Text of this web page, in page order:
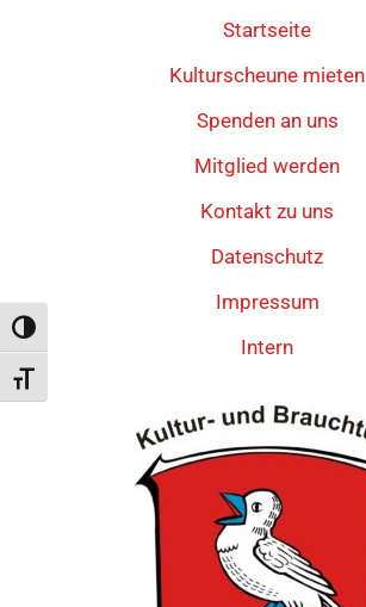
Umschalten auf hohe Kontraste
Schrift vergrößern
Startseite
Kulturscheune mieten
Spenden an uns
Mitglied werden
Kontakt zu uns
Datenschutz
Impressum
Intern